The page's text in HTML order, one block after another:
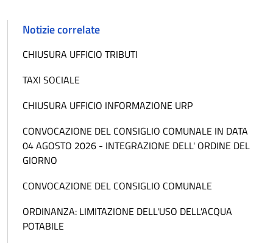
Notizie correlate
CHIUSURA UFFICIO TRIBUTI
TAXI SOCIALE
CHIUSURA UFFICIO INFORMAZIONE URP
CONVOCAZIONE DEL CONSIGLIO COMUNALE IN DATA
04 AGOSTO 2026 - INTEGRAZIONE DELL' ORDINE DEL
GIORNO
CONVOCAZIONE DEL CONSIGLIO COMUNALE
ORDINANZA: LIMITAZIONE DELL'USO DELL'ACQUA
POTABILE